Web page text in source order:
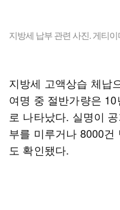
지방세 납부 관련 사진. 게티
지방세 고액상습 체납
여명 중 절반가량은
로 나타났다. 실명이
부를 미루거나 8000
도 확인됐다.